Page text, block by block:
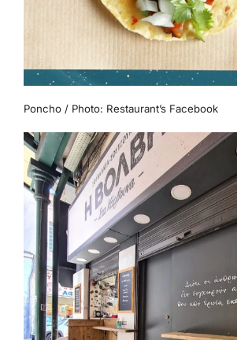
Poncho / Photo: Restaurant’s Facebook